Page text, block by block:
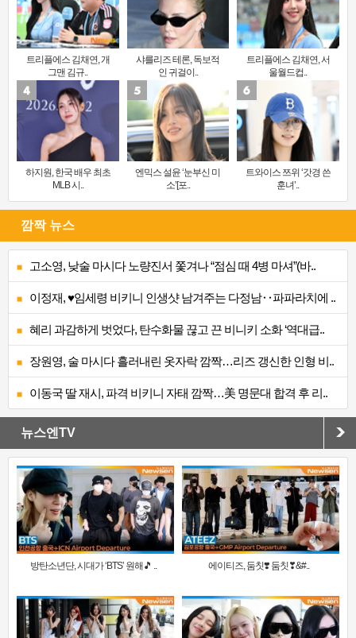
트리플에스 김채연, 개
그맨 김규..
샤를리즈 테론, 독보적
인 귀걸이..
트리플에스 김채연, 서
울월드컵..
하지원, 한국 배우 최초
MLB 시..
엔믹스 설윤 ‘눈부신 미
소’[포..
트와이스 쯔위 ‘갓경 쓴
훈녀’..
깜짝 뉴스
고소영, 낮술 마시다 노량진서 쫓겨나 “점심 때 4병 마셔”(바..
이정재, ♥임세령 비키니 인생샷 남겨주는 다정남‥파파라치에 ..
혜리 과감하게 벗었다, 탄수화물 끊고 끈 비니키 소화 ‘역대급..
장원영, 술 마시다 흘러내린 옷자락 깜짝…리즈 갱신한 인형 비..
이동국 딸 재시, 파격 비키니 자태 깜짝…美 명문대 합격 후 리..
뉴스엔TV
방탄소년단, 시대가 ‘BTS’ 원해🎵 .. 에이티즈, 둠칫❣️ 둠칫❣&#..